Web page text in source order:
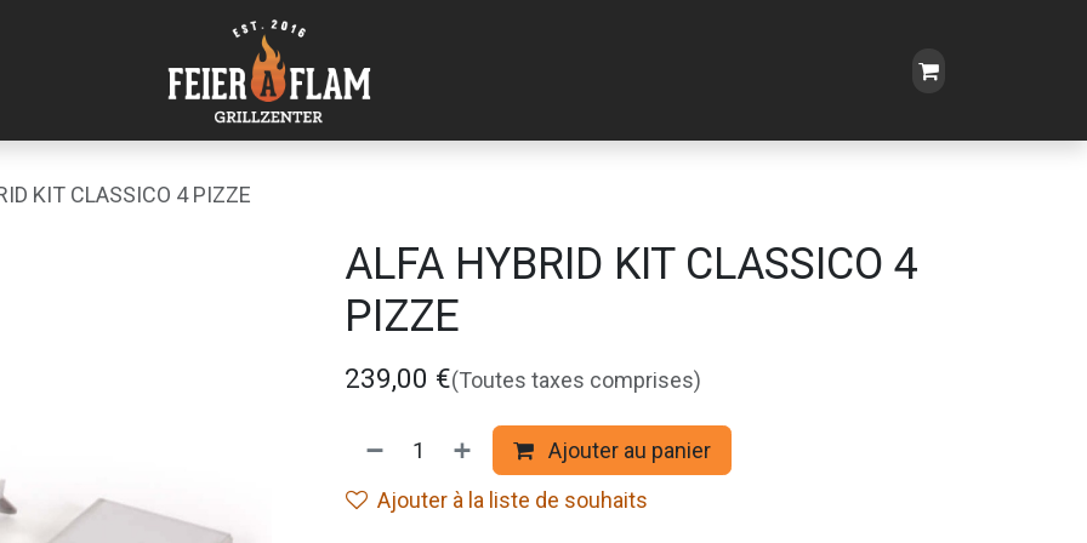
KIT CLASSICO 4 PIZZE
ALFA HYBRID KIT CLASSICO 4
PIZZE
239,00 €(Toutes taxes comprises)
Ajouter au panier
Ajouter à la liste de souhaits